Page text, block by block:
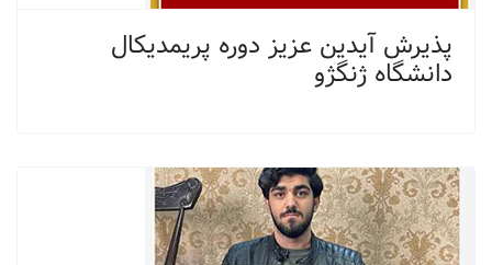
پذيرش آيدين عزيز دوره پريمديكال
دانشگاه ژنگژو